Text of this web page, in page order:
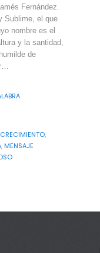
Fernández.
Sublime, el que
nombre es el
y la santidad,
de
CRECIMIENTO,
, MENSAJE